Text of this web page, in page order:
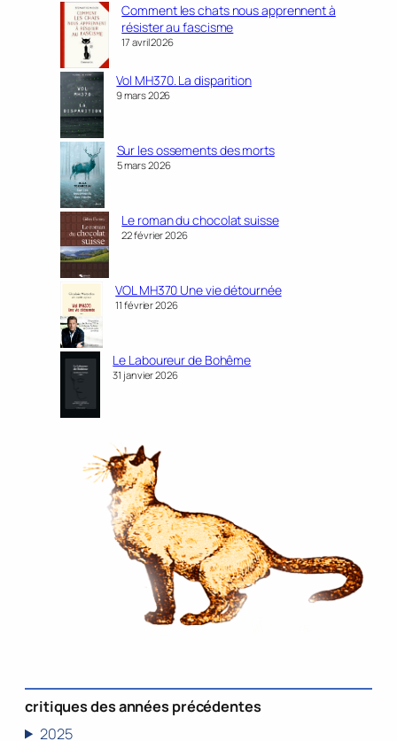
Comment les chats nous apprennent à
résister au fascisme
17 avril 2026
Vol MH370. La disparition
9 mars 2026
Sur les ossements des morts
5 mars 2026
Le roman du chocolat suisse
22 février 2026
VOL MH370 Une vie détournée
11 février 2026
Le Laboureur de Bohême
31 janvier 2026
critiques des années précédentes
2025